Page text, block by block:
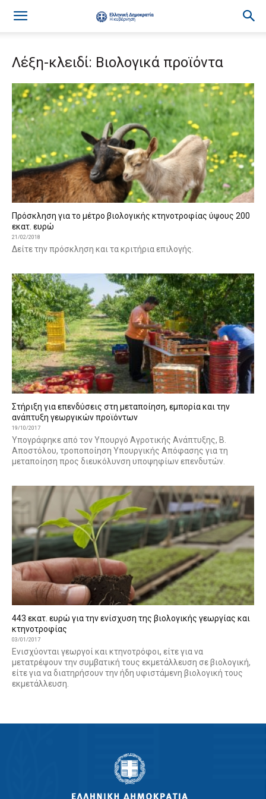
Λέξη-κλειδί: Βιολογικά προϊόντα
Πρόσκληση για το μέτρο βιολογικής κτηνοτροφίας ύψους 200
εκατ. ευρώ
21/02/2018
Δείτε την πρόσκληση και τα κριτήρια επιλογής.
Στήριξη για επενδύσεις στη μεταποίηση, εμπορία και την
ανάπτυξη γεωργικών προϊόντων
19/10/2017
Υπογράφηκε από τον Υπουργό Αγροτικής Ανάπτυξης, Β.
Αποστόλου, τροποποίηση Υπουργικής Απόφασης για τη
μεταποίηση προς διευκόλυνση υποψηφίων επενδυτών.
443 εκατ. ευρώ για την ενίσχυση της βιολογικής γεωργίας και
κτηνοτροφίας
03/01/2017
Eνισχύονται γεωργοί και κτηνοτρόφοι, είτε για να
μετατρέψουν την συμβατική τους εκμετάλλευση σε βιολογική,
είτε για να διατηρήσουν την ήδη υφιστάμενη βιολογική τους
εκμετάλλευση.